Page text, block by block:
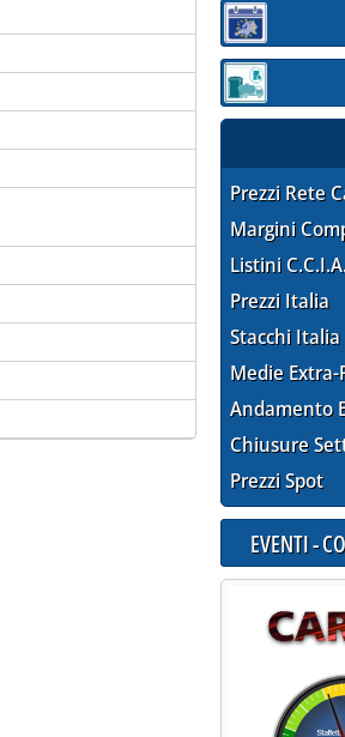
Sezione:
Sezione:
Prezzi Rete
Margini
Listini
Prezzi Italia
Stacchi Italia
Medie Extra-
Andamento
Chiusure
Prezzi Spot
EVENTI -